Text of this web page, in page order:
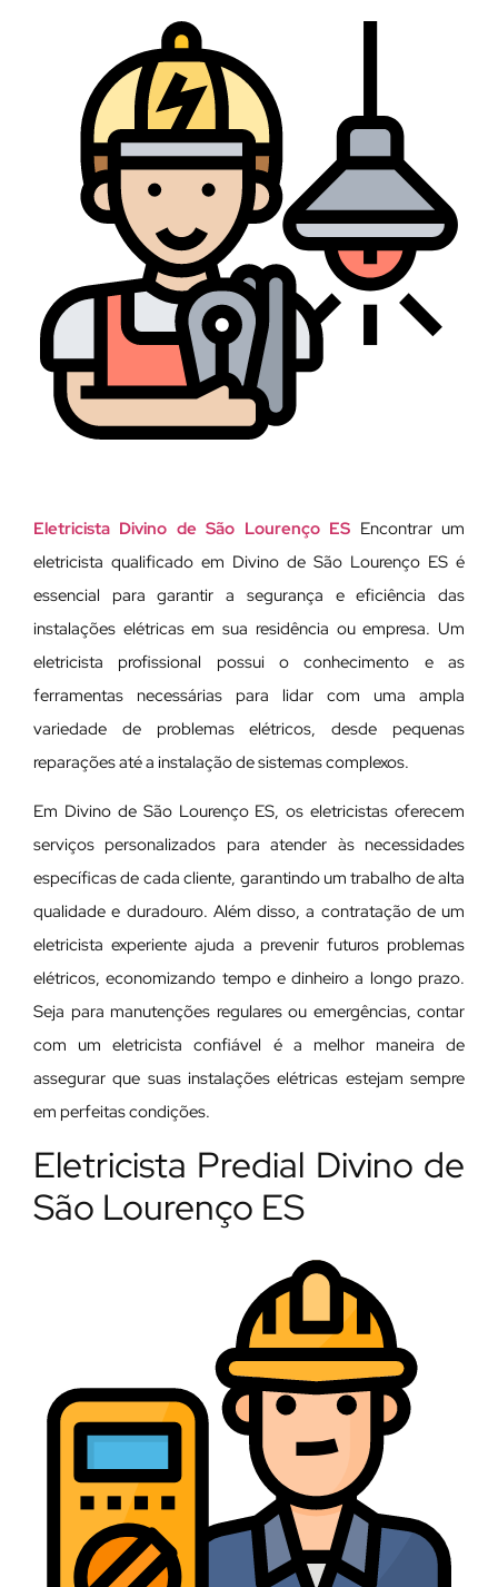
Eletricista Divino de São Lourenço ES Encontrar um
eletricista qualificado em Divino de São Lourenço ES é
essencial para garantir a segurança e eficiência das
instalações elétricas em sua residência ou empresa. Um
eletricista profissional possui o conhecimento e as
ferramentas necessárias para lidar com uma ampla
variedade de problemas elétricos, desde pequenas
reparações até a instalação de sistemas complexos.
Em Divino de São Lourenço ES, os eletricistas oferecem
serviços personalizados para atender às necessidades
específicas de cada cliente, garantindo um trabalho de alta
qualidade e duradouro. Além disso, a contratação de um
eletricista experiente ajuda a prevenir futuros problemas
elétricos, economizando tempo e dinheiro a longo prazo.
Seja para manutenções regulares ou emergências, contar
com um eletricista confiável é a melhor maneira de
assegurar que suas instalações elétricas estejam sempre
em perfeitas condições.
Eletricista Predial Divino de
São Lourenço ES